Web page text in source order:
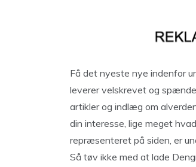
Få det nyeste nye indenfor
leverer velskrevet og
artikler og indlæg om
din interesse, lige meget
repræsenteret på siden, er
Så tøv ikke med at lade